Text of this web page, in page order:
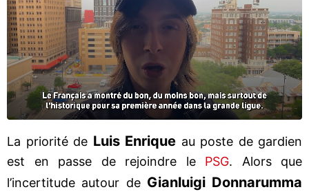
La priorité de Luis Enrique au poste de gardien
est en passe de rejoindre lePSG. Alors que
l’incertitude autour de Gianluigi Donnarumma